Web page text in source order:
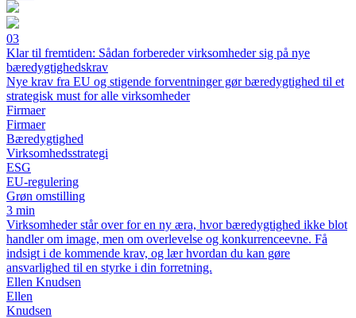
03
Klar til fremtiden: Sådan forbereder virksomheder sig på nye
bæredygtighedskrav
Nye krav fra EU og stigende forventninger gør bæredygtighed til et
strategisk must for alle virksomheder
Firmaer
Firmaer
Bæredygtighed
Virksomhedsstrategi
ESG
EU-regulering
Grøn omstilling
3 min
Virksomheder står over for en ny æra, hvor bæredygtighed ikke blot
handler om image, men om overlevelse og konkurrenceevne. Få
indsigt i de kommende krav, og lær hvordan du kan gøre
ansvarlighed til en styrke i din forretning.
Ellen Knudsen
Ellen
Knudsen